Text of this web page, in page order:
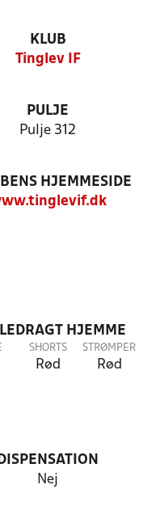
KLUB
Tinglev IF
PULJE
Pulje 312
HJEMMESIDE
HJEMME
SHORTS
Rød
STRØMPER
Rød
DISPENSATION
Nej